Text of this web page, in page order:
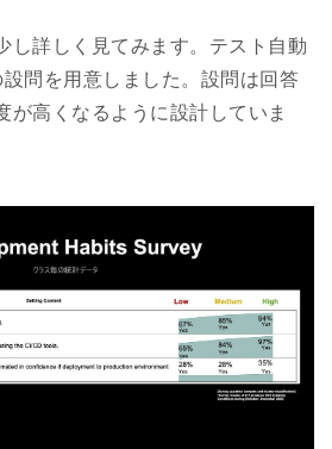
し詳しく見てみます。テスト自動
問を用意しました。設問は回答
が高くなるように設計していま